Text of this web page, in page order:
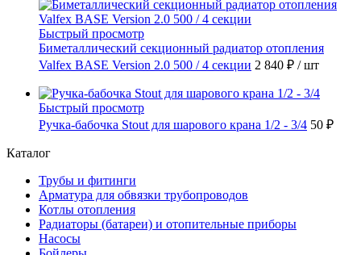
Быстрый просмотр
Биметаллический секционный радиатор отопления
Valfex BASE Version 2.0 500 / 4 секции 2 840 ₽ / шт
Быстрый просмотр
Ручка-бабочка Stout для шарового крана 1/2 - 3/4 50 ₽
Каталог
Трубы и фитинги
Арматура для обвязки трубопроводов
Котлы отопления
Радиаторы (батареи) и отопительные приборы
Насосы